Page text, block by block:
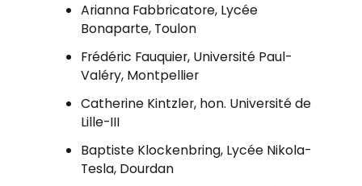
Arianna Fabbricatore, Lycée
Bonaparte, Toulon
Frédéric Fauquier, Université Paul-
Valéry, Montpellier
Catherine Kintzler, hon. Université de
Lille-III
Baptiste Klockenbring, Lycée Nikola-
Tesla, Dourdan